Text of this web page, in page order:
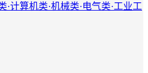
·计算机类·机械类·电气类·工业工